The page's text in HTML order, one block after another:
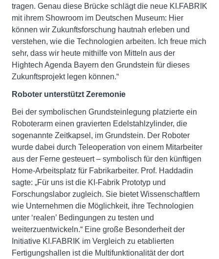
tragen. Genau diese Brücke schlägt die neue KI.FABRIK
mit ihrem Showroom im Deutschen Museum: Hier
können wir Zukunftsforschung hautnah erleben und
verstehen, wie die Technologien arbeiten. Ich freue mich
sehr, dass wir heute mithilfe von Mitteln aus der
Hightech Agenda Bayern den Grundstein für dieses
Zukunftsprojekt legen können.“
Roboter unterstützt Zeremonie
Bei der symbolischen Grundsteinlegung platzierte ein
Roboterarm einen gravierten Edelstahlzylinder, die
sogenannte Zeitkapsel, im Grundstein. Der Roboter
wurde dabei durch Teleoperation von einem Mitarbeiter
aus der Ferne gesteuert – symbolisch für den künftigen
Home-Arbeitsplatz für Fabrikarbeiter. Prof. Haddadin
sagte: „Für uns ist die KI-Fabrik Prototyp und
Forschungslabor zugleich. Sie bietet Wissenschaftlern
wie Unternehmen die Möglichkeit, ihre Technologien
unter ‘realen’ Bedingungen zu testen und
weiterzuentwickeln.“ Eine große Besonderheit der
Initiative KI.FABRIK im Vergleich zu etablierten
Fertigungshallen ist die Multifunktionalität der dort